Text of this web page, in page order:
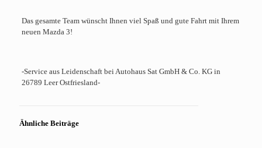
Das gesamte Team wünscht Ihnen viel Spaß und gute Fahrt mit Ihrem
neuen Mazda 3!
-Service aus Leidenschaft bei Autohaus Sat GmbH & Co. KG in
26789 Leer Ostfriesland-
Ähnliche Beiträge